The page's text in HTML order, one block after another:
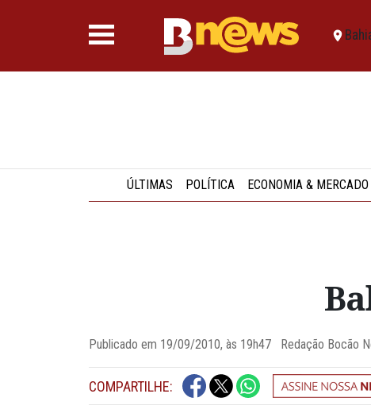
ÚLTIMAS POLÍTICA ECONOMIA & MERCADO
Publicado em 19/09/2010, às 19h47 Redação Bocão
COMPARTILHE: